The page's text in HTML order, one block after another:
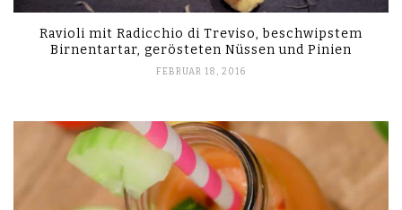
Ravioli mit Radicchio di Treviso, beschwipstem
Birnentartar, gerösteten Nüssen und Pinien
FEBRUAR 18, 2016